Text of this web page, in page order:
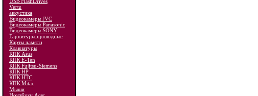
Vertu
аккустика
Видеокамеры JVC
Видеокамеры Panasonic
Видеокамеры SONY
Гарнитуры проводные
Карты памяти
Клавиатуры
КПК Asus
КПК E-Ten
КПК Fujitsu-Siemens
КПК HP
КПК HTC
КПК Mitac
Мыши